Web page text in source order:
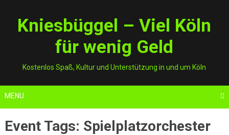
contentKniesbüggel – Viel Köln
für wenig Geld
Kostenlos Spaß, Kultur und Unterstützung in und um Köln
MENU
Event Tags: Spielplatzorchester